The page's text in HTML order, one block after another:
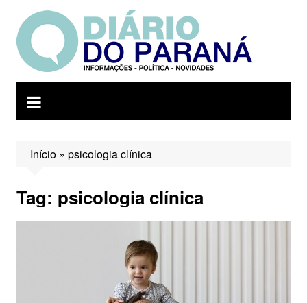
para
conteúdo
Início» psicologia clínica
Tag: psicologia clínica